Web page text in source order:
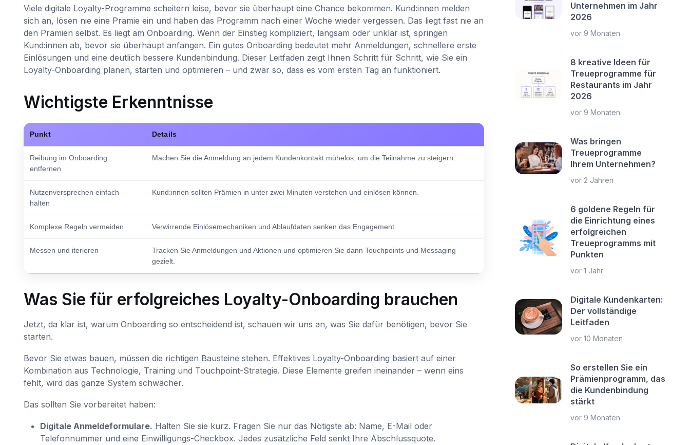
Viele digitale Loyalty-Programme scheitern leise, bevor sie überhaupt eine Chance bekommen. Kund:innen melden
sich an, lösen nie eine Prämie ein und haben das Programm nach einer Woche wieder vergessen. Das liegt fast nie an
den Prämien selbst. Es liegt am Onboarding. Wenn der Einstieg kompliziert, langsam oder unklar ist, springen
Kund:innen ab, bevor sie überhaupt anfangen. Ein gutes Onboarding bedeutet mehr Anmeldungen, schnellere erste
Einlösungen und eine deutlich bessere Kundenbindung. Dieser Leitfaden zeigt Ihnen Schritt für Schritt, wie Sie ein
Loyalty-Onboarding planen, starten und optimieren – und zwar so, dass es vom ersten Tag an funktioniert.
Wichtigste Erkenntnisse
Punkt Details
Reibung im Onboarding
entfernen
Machen Sie die Anmeldung an jedem Kundenkontakt mühelos, um die Teilnahme zu steigern.
Nutzenversprechen einfach
halten
Kund:innen sollten Prämien in unter zwei Minuten verstehen und einlösen können.
Komplexe Regeln vermeiden Verwirrende Einlösemechaniken und Ablaufdaten senken das Engagement.
Messen und iterieren
Tracken Sie Anmeldungen und Aktionen und optimieren Sie dann Touchpoints und Messaging
gezielt.
Was Sie für erfolgreiches Loyalty-Onboarding brauchen
Jetzt, da klar ist, warum Onboarding so entscheidend ist, schauen wir uns an, was Sie dafür benötigen, bevor Sie
starten.
Bevor Sie etwas bauen, müssen die richtigen Bausteine stehen. Effektives Loyalty-Onboarding basiert auf einer
Kombination aus Technologie, Training und Touchpoint-Strategie. Diese Elemente greifen ineinander – wenn eins
fehlt, wird das ganze System schwächer.
Das sollten Sie vorbereitet haben:
Digitale Anmeldeformulare. Halten Sie sie kurz. Fragen Sie nur das Nötigste ab: Name, E-Mail oder
Telefonnummer und eine Einwilligungs-Checkbox. Jedes zusätzliche Feld senkt Ihre Abschlussquote.
Unternehmen im Jahr
2026
vor 9 Monaten
8 kreative Ideen für
Treueprogramme für
Restaurants im Jahr
2026
vor 9 Monaten
Was bringen
Treueprogramme
Ihrem Unternehmen?
vor 2 Jahren
6 goldene Regeln für
die Einrichtung eines
erfolgreichen
Treueprogramms mit
Punkten
vor 1 Jahr
Digitale Kundenkarten:
Der vollständige
Leitfaden
vor 10 Monaten
So erstellen Sie ein
Prämienprogramm, das
die Kundenbindung
stärkt
vor 9 Monaten